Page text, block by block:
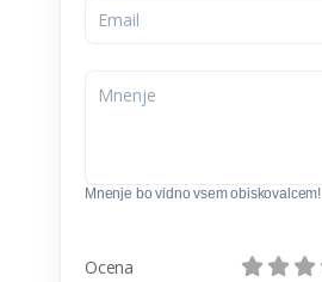
Mnenje bo vidno vsem obiskovalcem!
Ocena